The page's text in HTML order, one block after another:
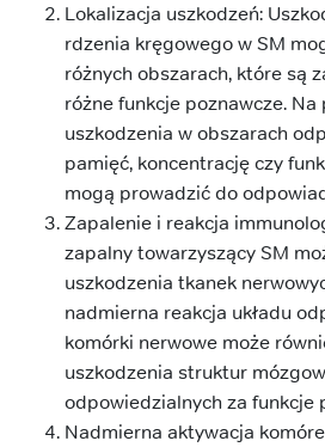
Lokalizacja uszkodzeń:
rdzenia kręgowego w SM
różnych obszarach, które są
różne funkcje poznawcze. Na
uszkodzenia w obszarach
pamięć, koncentrację czy
mogą prowadzić do
Zapalenie i reakcja
zapalny towarzyszący SM
uszkodzenia tkanek
nadmierna reakcja układu
komórki nerwowe może
uszkodzenia struktur
odpowiedzialnych za funkcje
Nadmierna aktywacja